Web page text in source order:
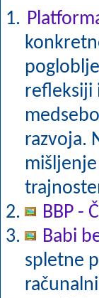
refleksiji
razvoja.
BBP -
Babi
spletne